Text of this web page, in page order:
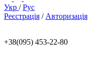
Укр /Рус
Реєстрація / Авторизація
+38(095) 453-22-80